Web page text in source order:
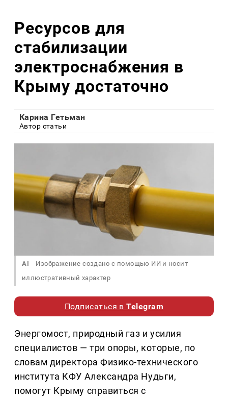
Ресурсов для
стабилизации
электроснабжения в
Крыму достаточно
Карина Гетьман
Автор статьи
AI
Изображение создано с помощью ИИ и носит
иллюстративный характер
Подписаться вTelegram
Энергомост, природный газ и усилия
специалистов — три опоры, которые, по
словам директора Физико-технического
института КФУ Александра Нудьги,
помогут Крыму справиться с